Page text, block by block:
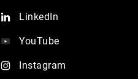
LinkedIn
YouTube
Instagram